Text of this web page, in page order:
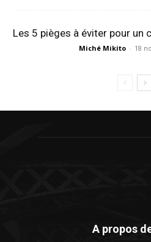
Les 5 pièges à éviter pour un
Miché Mikito - 18
A propos